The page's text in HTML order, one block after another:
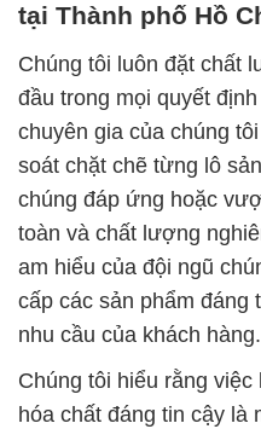
tại Thành phố Hồ
Chúng tôi luôn đặt chất
đầu trong mọi quyết
chuyên gia của chúng
soát chặt chẽ từng lô
chúng đáp ứng hoặc
toàn và chất lượng
am hiểu của đội ngũ
cấp các sản phẩm đáng
nhu cầu của khách hàng.
Chúng tôi hiểu rằng
hóa chất đáng tin cậy là